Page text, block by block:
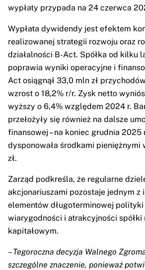
wypłaty przypada na 24 czerwca
Wypłata dywidendy jest efektem
realizowanej strategii rozwoju oraz
działalności B-Act. Spółka od kilku
poprawia wyniki operacyjne i
Act osiągnął 33,0 mln zł
wzrost o 18,2% r/r. Zysk netto
wyższy o 6,4% względem 2024 r.
przełożyły się również na dalsze
finansowej – na koniec grudnia 2025
dysponowała środkami pieniężnymi
zł.
Zarząd podkreśla, że regularne
akcjonariuszami pozostaje jednym z
elementów długoterminowej
wiarygodności i atrakcyjności spółki
kapitałowym.
–Tegoroczna decyzja Walnego
szczególne znaczenie, ponieważ